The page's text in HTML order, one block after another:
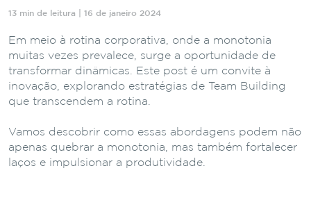
13 min de leitura | 16 de janeiro 2024
Em meio à rotina corporativa, onde a monotonia
muitas vezes prevalece, surge a oportunidade de
transformar dinâmicas. Este post é um convite à
inovação, explorando estratégias de Team Building
que transcendem a rotina.
Vamos descobrir como essas abordagens podem não
apenas quebrar a monotonia, mas também fortalecer
laços e impulsionar a produtividade.